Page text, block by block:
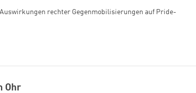
rechter Gegenmobilisierungen auf Pride-
Ohr